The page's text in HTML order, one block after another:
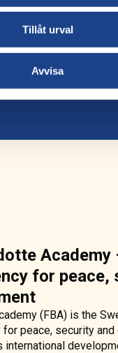
Tillåt urval
Avvisa
SECONDMENTS
Academy
for peace,
(FBA) is the
peace, security
international